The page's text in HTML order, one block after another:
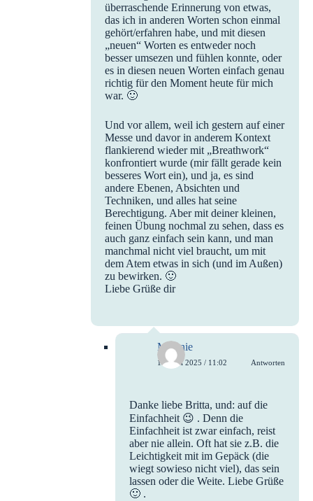
überraschende Erinnerung von etwas,
das ich in anderen Worten schon einmal
gehört/erfahren habe, und mit diesen
„neuen“ Worten es entweder noch
besser umsezen und fühlen konnte, oder
es in diesen neuen Worten einfach genau
richtig für den Moment heute für mich
war. 🙂
Und vor allem, weil ich gestern auf einer
Messe und davor in anderem Kontext
flankierend wieder mit „Breathwork“
konfrontiert wurde (mir fällt gerade kein
besseres Wort ein), und ja, es sind
andere Ebenen, Absichten und
Techniken, und alles hat seine
Berechtigung. Aber mit deiner kleinen,
feinen Übung nochmal zu sehen, dass es
auch ganz einfach sein kann, und man
manchmal nicht viel braucht, um mit
dem Atem etwas in sich (und im Außen)
zu bewirken. 🙂
Liebe Grüße dir
Melanie
16. Juni 2025 / 11:02 Antworten
Danke liebe Britta, und: auf die
Einfachheit 😉 . Denn die
Einfachheit ist zwar einfach, reist
aber nie allein. Oft hat sie z.B. die
Leichtigkeit mit im Gepäck (die
wiegt sowieso nicht viel), das sein
lassen oder die Weite. Liebe Grüße
🙂 .